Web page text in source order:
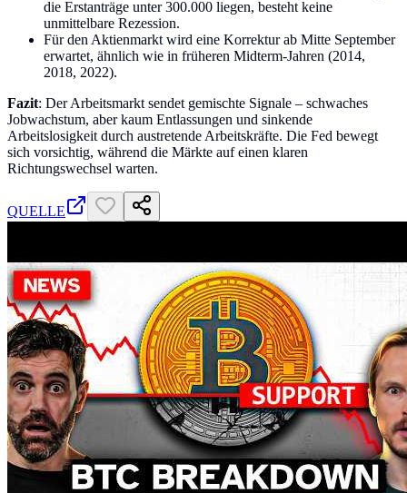
die Erstanträge unter 300.000 liegen, besteht keine
unmittelbare Rezession.
Für den Aktienmarkt wird eine Korrektur ab Mitte September
erwartet, ähnlich wie in früheren Midterm-Jahren (2014,
2018, 2022).
Fazit: Der Arbeitsmarkt sendet gemischte Signale – schwaches
Jobwachstum, aber kaum Entlassungen und sinkende
Arbeitslosigkeit durch austretende Arbeitskräfte. Die Fed bewegt
sich vorsichtig, während die Märkte auf einen klaren
Richtungswechsel warten.
QUELLE